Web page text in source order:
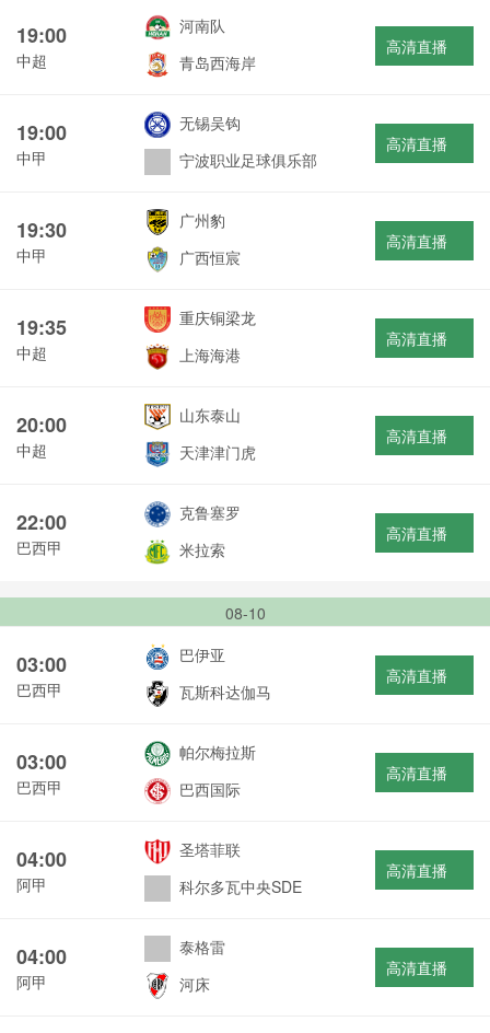
19:00
中超
河南队
青岛西海岸
高清直播
19:00
中甲
无锡吴钩
宁波职业足球俱乐部
高清直播
19:30
中甲
广州豹
广西恒宸
高清直播
19:35
中超
重庆铜梁龙
上海海港
高清直播
20:00
中超
山东泰山
天津津门虎
高清直播
22:00
巴西甲
克鲁塞罗
米拉索
高清直播
08-10
03:00
巴西甲
巴伊亚
瓦斯科达伽马
高清直播
03:00
巴西甲
帕尔梅拉斯
巴西国际
高清直播
04:00
阿甲
圣塔菲联
科尔多瓦中央SDE
高清直播
04:00
阿甲
泰格雷
河床
高清直播